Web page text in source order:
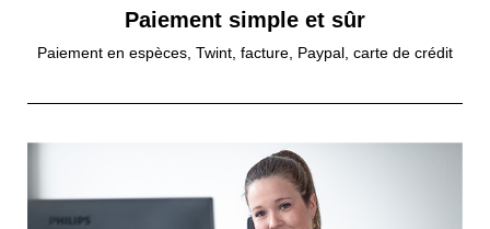
Paiement simple et sûr
Paiement en espèces, Twint, facture, Paypal, carte de crédit